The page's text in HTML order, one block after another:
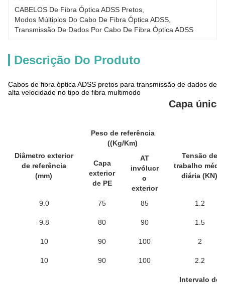
CABELOS De Fibra Óptica ADSS Pretos
Modos Múltiplos Do Cabo De Fibra Óptica ADSS
Transmissão De Dados Por Cabo De Fibra Óptica ADSS
Descrição Do Produto
Cabos de fibra óptica ADSS pretos para transmissão de dados de
alta velocidade no tipo de fibra multimodo
Capa única
Diâmetro exterior
de referência
(mm)
Peso de referência
((Kg/Km)
Tensão de
trabalho média
diária (KN)
Capa
exterior
de PE
AT
invólucr
o
exterior
9.0
75 85 1.2
9.8 80 90 1.5
10 90 100 2
10 90 100 2.2
Intervalo de